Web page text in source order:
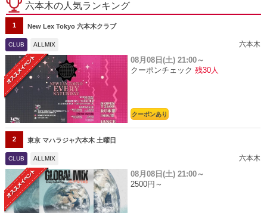
六本木の人気ランキング
1 New Lex Tokyo 六本木クラブ
CLUB ALLMIX 六本木
08月08日(土) 21:00～
クーポンチェック 残30人
クーポンあり
2 東京 マハラジャ六本木 土曜日
CLUB ALLMIX 六本木
08月08日(土) 21:00～
2500円～